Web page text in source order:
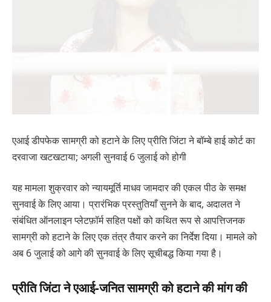
एआई डीपफेक सामग्री को हटाने के लिए प्रीति जिंटा ने बॉम्बे हाई कोर्ट का
दरवाजा खटखटाया; अगली सुनवाई 6 जुलाई को होगी
यह मामला शुक्रवार को न्यायमूर्ति माधव जामदार की एकल पीठ के समक्ष
सुनवाई के लिए आया। प्रारंभिक प्रस्तुतियाँ सुनने के बाद, अदालत ने
संबंधित ऑनलाइन प्लेटफ़ॉर्म सहित पक्षों को कथित रूप से आपत्तिजनक
सामग्री को हटाने के लिए एक तंत्र तैयार करने का निर्देश दिया। मामले को
अब 6 जुलाई को आगे की सुनवाई के लिए सूचीबद्ध किया गया है।
प्रीति जिंटा ने एआई-जनित सामग्री को हटाने की मांग की